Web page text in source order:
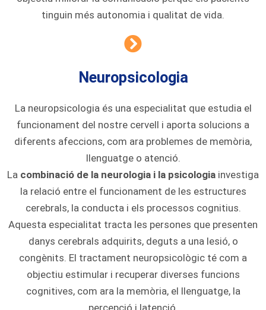
tinguin més autonomia i qualitat de vida.
Neuropsicologia
La neuropsicologia és una especialitat que estudia el
funcionament del nostre cervell i aporta solucions a
diferents afeccions, com ara problemes de memòria,
llenguatge o atenció.
La combinació de la neurologia i la psicologia investiga
la relació entre el funcionament de les estructures
cerebrals, la conducta i els processos cognitius.
Aquesta especialitat tracta les persones que presenten
danys cerebrals adquirits, deguts a una lesió, o
congènits. El tractament neuropsicològic té com a
objectiu estimular i recuperar diverses funcions
cognitives, com ara la memòria, el llenguatge, la